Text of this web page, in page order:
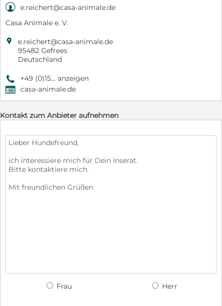
 e.reichert@casa-animale.de
Casa Animale e. V.

e.reichert@casa-animale.de
95482 Gefrees
Deutschland
9 +49 (0)15... anzeigen
, casa-animale.de
Kontakt zum Anbieter aufnehmen
Frau Herr